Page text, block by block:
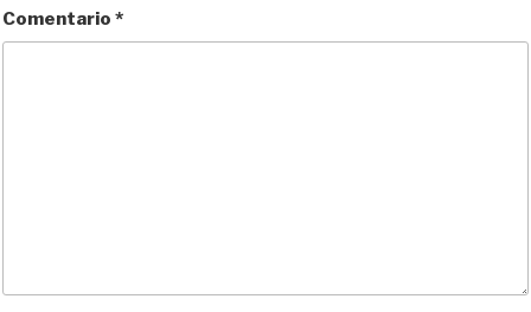
Comentario *